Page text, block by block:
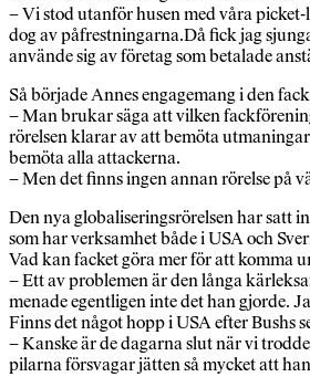
– Vi stod utanför husen med våra
dog av påfrestningarna.Då fick jag
använde sig av företag som betalade
Så började Annes engagemang i den
– Man brukar säga att vilken
rörelsen klarar av att bemöta
bemöta alla attackerna.
– Men det finns ingen annan rörelse på
Den nya globaliseringsrörelsen har satt
som har verksamhet både i USA och
Vad kan facket göra mer för att komma
– Ett av problemen är den långa
menade egentligen inte det han gjorde.
Finns det något hopp i USA efter Bushs
– Kanske är de dagarna slut när vi
pilarna försvagar jätten så mycket att